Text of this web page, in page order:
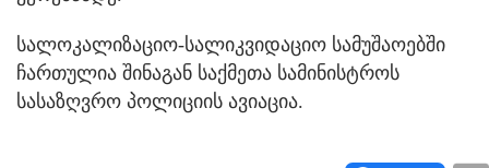
სალოკალიზაციო-სალიკვიდაციო სამუშაოებში
ჩართულია შინაგან საქმეთა სამინისტროს
სასაზღვრო პოლიციის ავიაცია.